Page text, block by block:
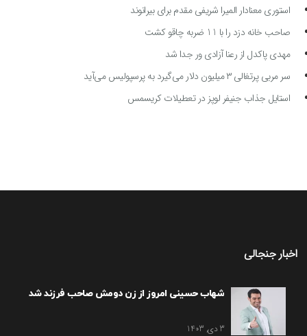
استوری معنادار المیرا شریفی مقدم برای بیرانوند
صاحب خانه دزد را با 11 ضربه چاقو کشت
مهدی پاکدل از رعنا آزادی ور جدا شد
سر مربی پرتغالی ۳ میلیون دلار می‌گیرد به پرسپولیس می‌آید
استایل جذاب جنیفر لوپز در تعطیلات کریسمس
اخبار جنجالی
شهاب حسینی امروز از زن دومش صاحب فرزند شد
3 دی, 1403